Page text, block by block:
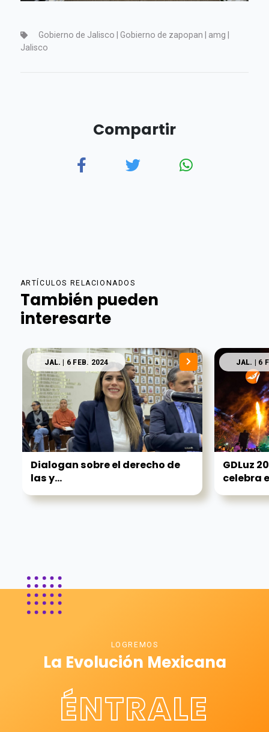
Gobierno de Jalisco | Gobierno de zapopan | amg |
Jalisco
Compartir
ARTÍCULOS RELACIONADOS
También pueden
interesarte
JAL. | 6 FEB. 2024
Dialogan sobre el derecho de
las y...
JAL. | 6
GDLuz
celebra
LOGREMOS
La Evolución Mexicana
ÉNTRALE